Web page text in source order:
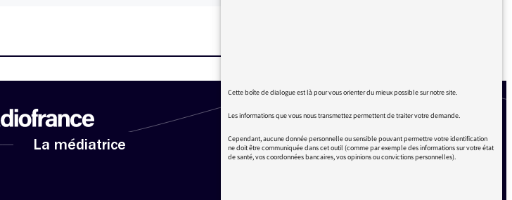
La médiatrice
Cette boîte de dialogue est là pour vous orienter du mieux possible sur notre site.
Les informations que vous nous transmettez permettent de traiter votre demande.
Cependant, aucune donnée personnelle ou sensible pouvant permettre votre identification
ne doit être communiquée dans cet outil (comme par exemple des informations sur votre état
de santé, vos coordonnées bancaires, vos opinions ou convictions personnelles).